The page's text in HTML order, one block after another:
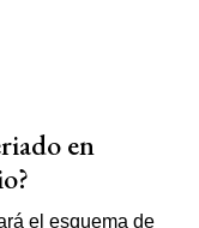
en